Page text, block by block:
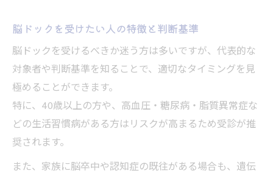
認知症予防に役立つ脳ドック受診の意味
脳ドック受診後の実践的な生活改善ポイン
ト
脳ドックと運動・食事習慣の関係性を解説
自宅でできる脳トレと脳ドックの相乗効果
脳ドックと脳トレの相互作用で老後対策強
化
高齢者の脳トレ効果と脳ドック受診の意義
脳ドックを受けたい人の特徴と判断基準
脳ドックを受けるべきか迷う方は多いですが、代表的な
対象者や判断基準を知ることで、適切なタイミングを見
極めることができます。
特に、40歳以上の方や、高血圧・糖尿病・脂質異常症な
どの生活習慣病がある方はリスクが高まるため受診が推
奨されます。
また、家族に脳卒中や認知症の既往がある場合も、遺伝